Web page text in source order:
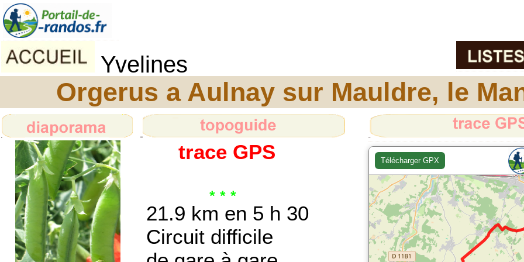
Yvelines
Orgerus a Aulnay sur Mauldre, le
21.9 km en 5 h 30
Circuit difficile
trace GPS